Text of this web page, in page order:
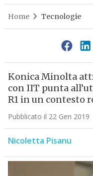
Home Tecnologie
Konica Minolta
con IIT punta
R1 in un contesto
Pubblicato il 22 Gen 2019
Nicoletta Pisanu